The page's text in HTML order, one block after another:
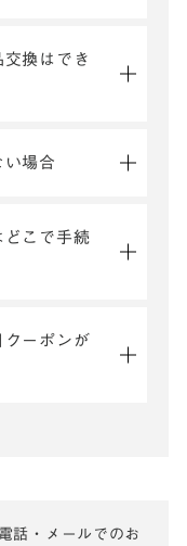
換はでき
場合
どこで手続
クーポンが
話・メールでのお